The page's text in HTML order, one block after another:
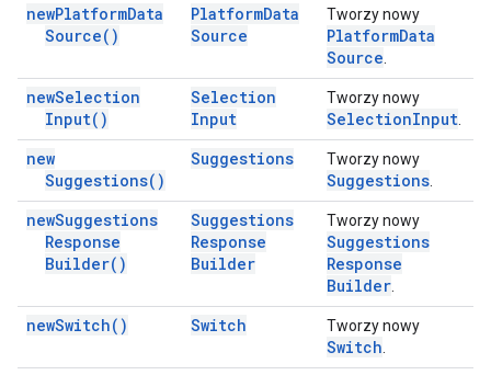
newPlatformData
Source( )
PlatformData
Source
Tworzy nowy
PlatformData
Source
newSelection
Input( )
Selection
Input
Tworzy nowy
SelectionInput
new
Suggestions( )
Suggestions Tworzy nowy
Suggestions
newSuggestions
Response
Builder( )
Suggestions
Response
Builder
Tworzy nowy
Suggestions
Response
Builder
newSwitch( ) Switch Tworzy nowy
Switch